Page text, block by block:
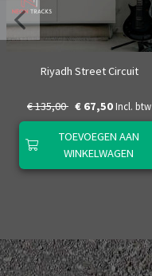
Riyadh Street Circuit
€ 135,00 € 67,50 Incl. btw
TOEVOEGEN AAN
WINKELWAGEN